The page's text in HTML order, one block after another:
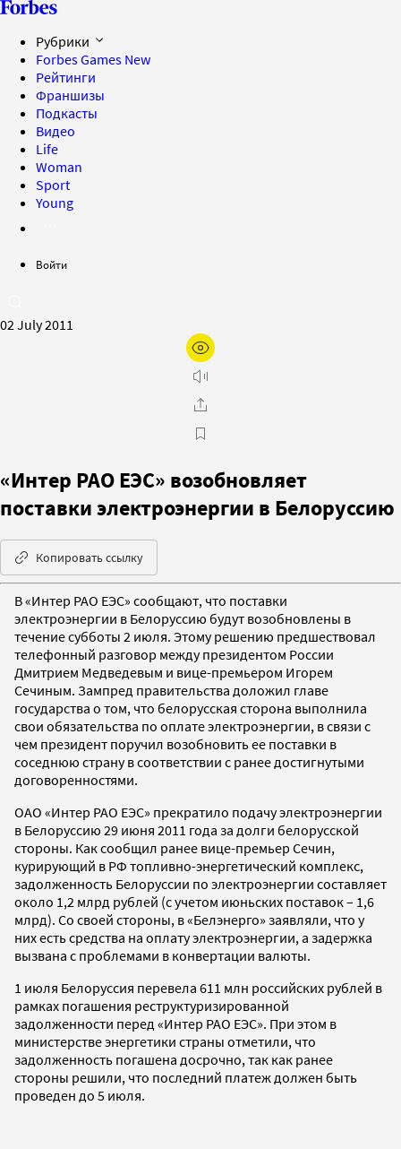
Рубрики
Forbes Games New
Рейтинги
Франшизы
Подкасты
Видео
Life
Woman
Sport
Young
Войти
02 July 2011
«Интер РАО ЕЭС» возобновляет
поставки электроэнергии в Белоруссию
Копировать ссылку
В «Интер РАО ЕЭС» сообщают, что поставки
электроэнергии в Белоруссию будут возобновлены в
течение субботы 2 июля. Этому решению предшествовал
телефонный разговор между президентом России
Дмитрием Медведевым и вице-премьером Игорем
Сечиным. Зампред правительства доложил главе
государства о том, что белорусская сторона выполнила
свои обязательства по оплате электроэнергии, в связи с
чем президент поручил возобновить ее поставки в
соседнюю страну в соответствии с ранее достигнутыми
договоренностями.
ОАО «Интер РАО ЕЭС» прекратило подачу электроэнергии
в Белоруссию 29 июня 2011 года за долги белорусской
стороны. Как сообщил ранее вице-премьер Сечин,
курирующий в РФ топливно-энергетический комплекс,
задолженность Белоруссии по электроэнергии составляет
около 1,2 млрд рублей (с учетом июньских поставок – 1,6
млрд). Со своей стороны, в «Белэнерго» заявляли, что у
них есть средства на оплату электроэнергии, а задержка
вызвана с проблемами в конвертации валюты.
1 июля Белоруссия перевела 611 млн российских рублей в
рамках погашения реструктуризированной
задолженности перед «Интер РАО ЕЭС». При этом в
министерстве энергетики страны отметили, что
задолженность погашена досрочно, так как ранее
стороны решили, что последний платеж должен быть
проведен до 5 июля.